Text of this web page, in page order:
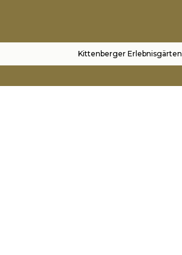
Kittenberger Erlebnisgärten